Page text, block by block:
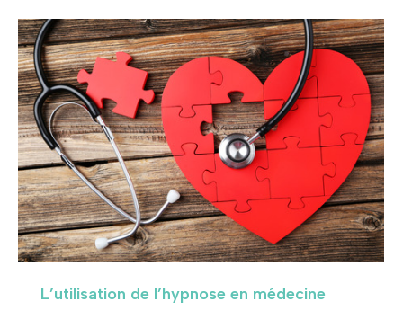
L’utilisation de l’hypnose en médecine